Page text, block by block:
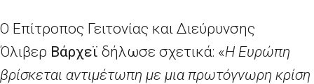
Ο Επίτροπος Γειτονίας και Διεύρυνσης
Όλιβερ Βάρχεϊ δήλωσε σχετικά: «Η Ευρώπη
βρίσκεται αντιμέτωπη με μια πρωτόγνωρη κρίση